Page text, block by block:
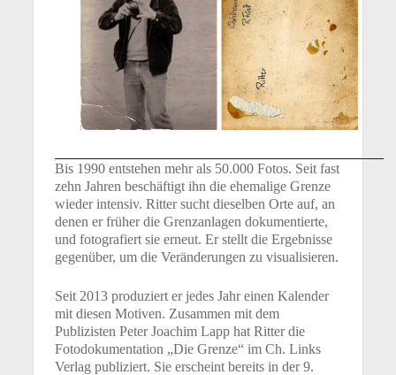
Bis 1990 entstehen mehr als 50.000 Fotos. Seit fast
zehn Jahren beschäftigt ihn die ehemalige Grenze
wieder intensiv. Ritter sucht dieselben Orte auf, an
denen er früher die Grenzanlagen dokumentierte,
und fotografiert sie erneut. Er stellt die Ergebnisse
gegenüber, um die Veränderungen zu visualisieren.
Seit 2013 produziert er jedes Jahr einen Kalender
mit diesen Motiven. Zusammen mit dem
Publizisten Peter Joachim Lapp hat Ritter die
Fotodokumentation „Die Grenze“ im Ch. Links
Verlag publiziert. Sie erscheint bereits in der 9.